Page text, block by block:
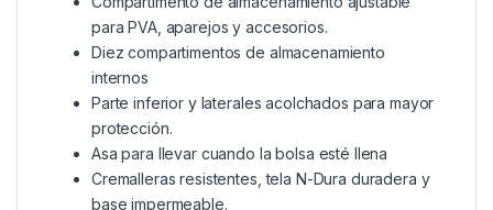
increíblemente versátil. La bolsa está muy acolchada
para brindar protección, está hecha de tela n-dura
duradera con un fondo impermeable y cuenta con
un asa de agarre para transportarla fácilmente
dentro y fuera de bolsas más grandes.
Características: